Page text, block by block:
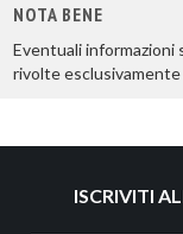
NOTA BENE
Eventuali
rivolte
ISCRIVITI